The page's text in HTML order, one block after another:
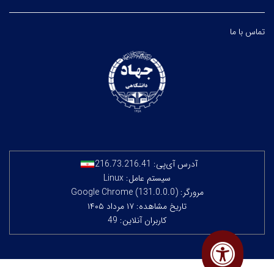
تماس با ما
آدرس آی‌پی: 216.73.216.41
سیستم عامل: Linux
مرورگر: Google Chrome (131.0.0.0)
تاریخ مشاهده: ۱۷ مرداد ۱۴۰۵
کاربران آنلاین: 49